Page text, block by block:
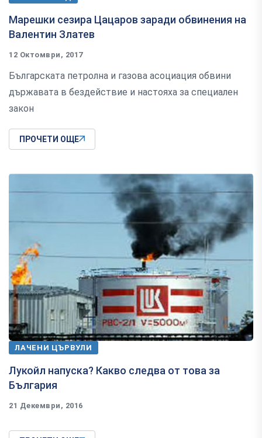
Марешки сезира Цацаров заради обвинения на
Валентин Златев
12 Октомври, 2017
Българската петролна и газова асоциация обвини
държавата в бездействие и настояха за специален
закон
ПРОЧЕТИ ОЩЕ
ЛАЧЕНИ ЦЪРВУЛИ
Лукойл напуска? Какво следва от това за
България
21 Декември, 2016